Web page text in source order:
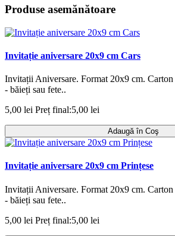
Produse asemănătoare
Invitație aniversare 20x9 cm Cars
Invitații Aniversare. Format 20x9 cm.
- băieți sau fete..
5,00 lei Preț final:5,00 lei
Adaugă în Coş
Invitație aniversare 20x9 cm Prințese
Invitații Aniversare. Format 20x9 cm.
- băieți sau fete..
5,00 lei Preț final:5,00 lei